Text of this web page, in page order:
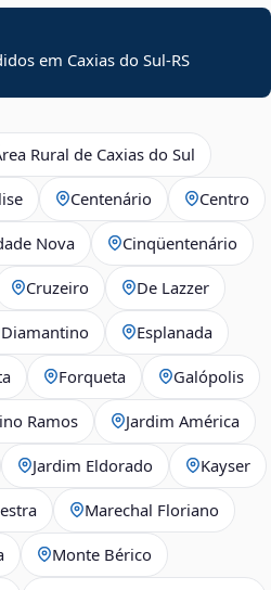
em Caxias do Sul-RS
Rural de Caxias do Sul
Centenário Centro
Nova Cinqüentenário
Cruzeiro De Lazzer
Diamantino Esplanada
Forqueta Galópolis
Ramos Jardim América
Jardim Eldorado Kayser
Marechal Floriano
Monte Bérico